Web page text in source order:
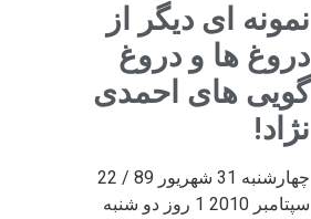
نمونه ای دیگر از
دروغ ها و دروغ
گویی های احمدی
نژاد!
چهارشنبه 31 شهریور 89 / 22
سپتامبر 2010 1 روز دو شنبه